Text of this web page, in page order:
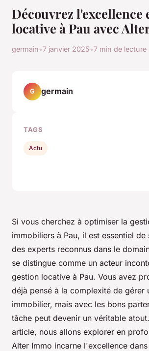
Découvrez l'excellence
locative à Pau avec
germain•7 janvier 2025•7 min de lecture
Si vous cherchez à optimiser la
immobiliers à Pau, il est essentiel de
des experts reconnus dans le
se distingue comme un acteur
gestion locative à Pau. Vous avez
déjà pensé à la complexité de gérer
immobilier, mais avec les bons
tâche peut devenir un véritable
article, nous allons explorer en
Alter Immo incarne l'excellence
G germain
TAGS
Actu